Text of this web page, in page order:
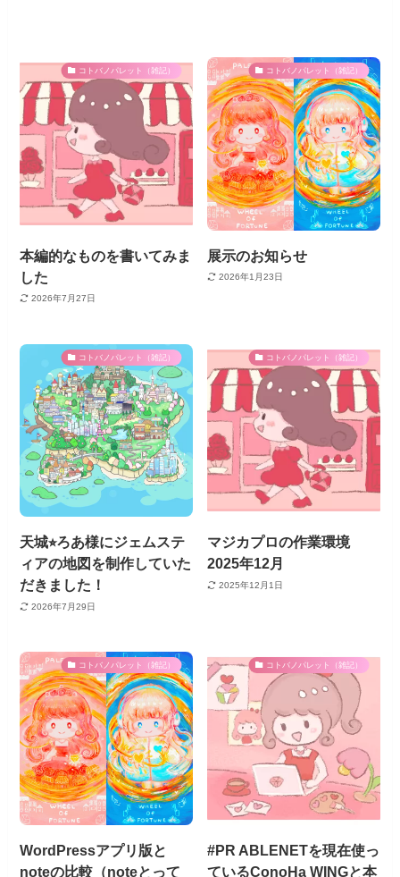
コトバノパレット（雑記）
本編的なものを書いてみま
した
2026年7月27日
コトバノパレット（雑記）
展示のお知らせ
2026年1月23日
コトバノパレット（雑記）
天城⭐︎ろあ様にジェムステ
ィアの地図を制作していた
だきました！
2026年7月29日
コトバノパレット（雑記）
マジカプロの作業環境
2025年12月
2025年12月1日
コトバノパレット（雑記）
WordPressアプリ版と
noteの比較（noteとって
コトバノパレット（雑記）
#PR ABLENETを現在使っ
ているConoHa WINGと本